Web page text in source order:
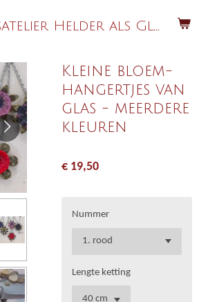
G
lasatelier Helder als Glas
Kleine bloem-
hangertjes van
glas - meerdere
kleuren
€ 19,50
Nummer
Lengte ketting